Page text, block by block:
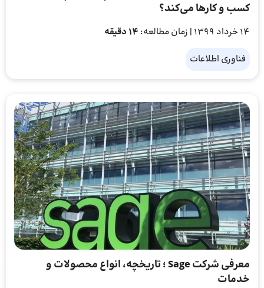
کسب و کارها می‌کند؟
14 خرداد 1399 | زمان مطالعه: 14 دقیقه
فناوری اطلاعات
معرفی شرکت Sage ؛ تاریخچه، انواع محصولات و
خدمات